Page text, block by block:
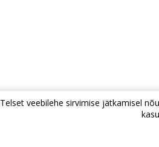
Telset veebilehe sirvimise jätkamisel